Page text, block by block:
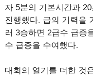
자 5분의 기본시간과
진행했다. 급의 기력을
러 3승하면 2급수 급증
수 급증을 수여했다.
대회의 열기를 더한 것